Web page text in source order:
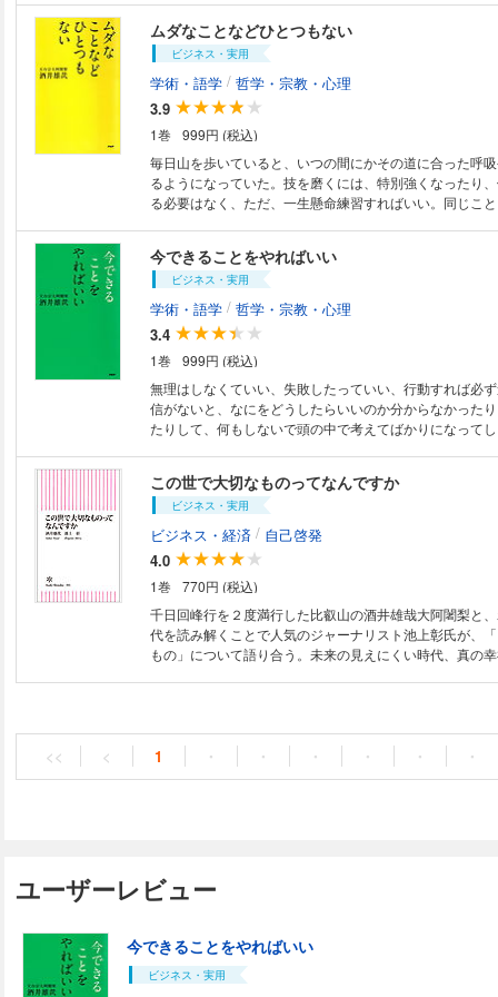
は、生きていくうえで案外大切なものである。生きてい
しみ、怒りや悔しさを感じることがある。それにとらわ
心のバランスを崩すような考え方をしているから。本書
を2度満行した「現代の生き仏」が、厳しい行を通して学
きるための物の考え方を説く。どんなときでも自分を信
って過ごすことができるようになるヒントが詰まった一
ムダなことなどひとつもない
ビジネス・実用
学術・語学 / 哲学・宗教・心理
3.9
1巻
999円 (税込)
毎日山を歩いていると、いつの間にかその道に合った呼
るようになっていた。技を磨くには、特別強くなったり
る必要はなく、ただ、一生懸命練習すればいい。同じこ
算されたものじゃなくて、偶然の出会いや出来事が、人
と思うよ。そういう偶然を活かすことを、思い切ってや
な。千日回峯行を二度満行し、その後も、日本、そして
ど、歩くことにこだわり続けている酒井大阿闍梨。歩く
と、見えてきたこととは何か？ 「現代の生き仏」が語
『人の心は歩く早さがちょうどいい』を改題し、新たに
ジを加えて発刊。
今できることをやればいい
ビジネス・実用
学術・語学 / 哲学・宗教・心理
3.4
1巻
999円 (税込)
無理はしなくていい、失敗したっていい、行動すれば必
信がないと、なにをどうしたらいいのか分からなかった
たりして、何もしないで頭の中で考えてばかりになって
とを恨んでいても、辛い思いがぶり返すばかり。本書で
パイラルから抜け出し、相手や状況にかかわらず、自分
向へ導いていくためにどうすればいいのかを紹介。「計
うまくいかない」「自然体の自分でいるのが一番ラク」
ってやっていると、悩まなくてすむ」「嫌なことがあっ
みる」千日回峯行を二度満行した「現代の生き仏」が語
方。
この世で大切なものってなんですか
ビジネス・実用
ビジネス・経済 / 自己啓発
4.0
1巻
770円 (税込)
千日回峰行を２度満行した比叡山の酒井雄哉大阿闍梨と
代を読み解くことで人気のジャーナリスト池上彰氏が、
もの」について語り合う。未来の見えにくい時代、真の
<< < 1 ・ ・ ・ ・ ・ ・
ユーザーレビュー
今できることをやればいい
ビジネス・実用